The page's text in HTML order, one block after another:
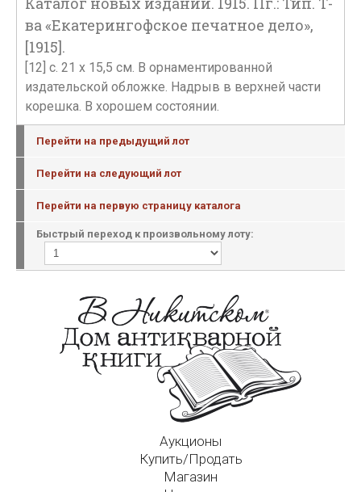
ва «Екатерингофское печатное дело»,
[1915].
[12] с. 21 х 15,5 см. В орнаментированной
издательской обложке. Надрыв в верхней части
корешка. В хорошем состоянии.
Перейти на предыдущий лот
Перейти на следующий лот
Перейти на первую страницу каталога
Быстрый переход к произвольному лоту:
Аукционы
Купить/Продать
Магазин